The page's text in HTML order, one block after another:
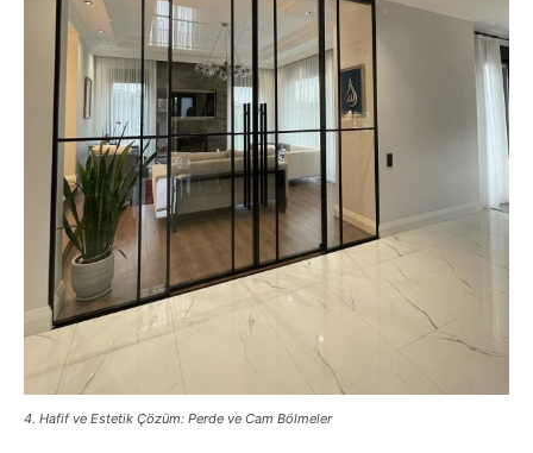
4. Hafif ve Estetik Çözüm: Perde ve Cam Bölmeler